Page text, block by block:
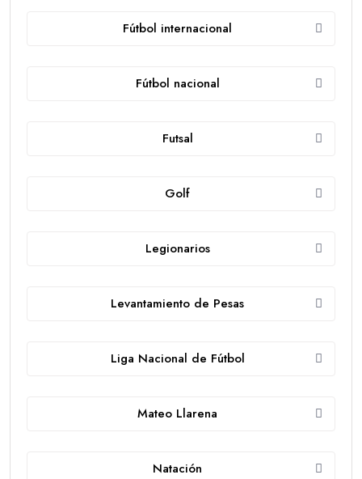
Fútbol internacional
Fútbol nacional
Futsal
Golf
Legionarios
Levantamiento de Pesas
Liga Nacional de Fútbol
Mateo Llarena
Natación